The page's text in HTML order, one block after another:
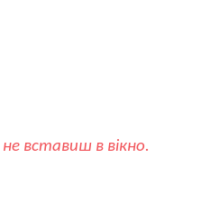
вставиш в вікно.